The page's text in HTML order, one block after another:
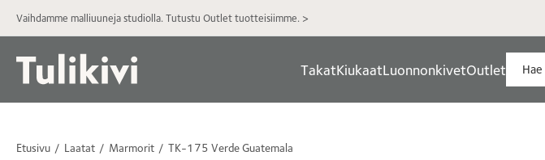
Vaihdamme malliuuneja studiolla. Tutustu Outlet tuotteisiimme. >
TakatKiukaatLuonnonkivetOutlet
Etusivu Laatat Marmorit TK-175 Verde Guatemala